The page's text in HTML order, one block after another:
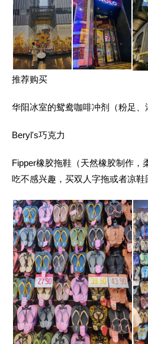
推荐购买
华阳冰室的鸳鸯咖啡冲剂（粉足、
Beryl's巧克力
Fipper橡胶拖鞋（天然橡胶制作，
吃不感兴趣，买双人字拖或者凉